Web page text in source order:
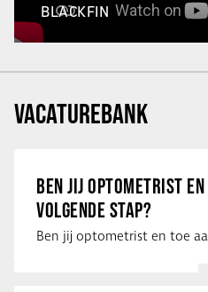
BLACKFIN
VACATUREBANK
BEN JIJ OPTOMETRIST
VOLGENDE STAP?